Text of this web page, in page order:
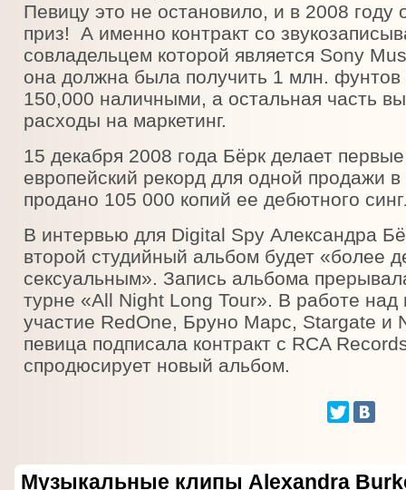
Певицу это не остановило, и в 2008 году
приз! А именно контракт со
совладельцем которой является Sony
она должна была получить 1 млн. фунтов
150,000 наличными, а остальная часть
расходы на маркетинг.
15 декабря 2008 года Бёрк делает
европейский рекорд для одной продажи
продано 105 000 копий ее дебютного
В интервью для Digital Spy Александра
второй студийный альбом будет «более
сексуальным». Запись альбома
турне «All Night Long Tour». В работе
участие RedOne, Бруно Марс, Stargate и
певица подписала контракт с RCA
спродюсирует новый альбом.
Музыкальные клипы Alexandra